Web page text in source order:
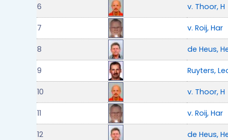
6 v. Thoor, H
7 v. Roij, Har
8 de Heus,
9 Ruyters,
10 v. Thoor, H
11 v. Roij, Har
12 de Heus,